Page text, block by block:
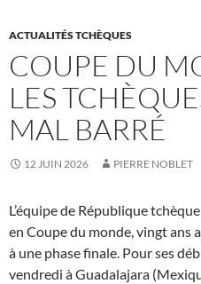
ACTUALITÉS TCHÈQUES
COUPE DU
LES
MAL BARRÉ
12 JUIN 2026 PIERRE NOBLET
L’équipe de République
en Coupe du monde, vingt ans
à une phase finale. Pour ses
vendredi à Guadalajara